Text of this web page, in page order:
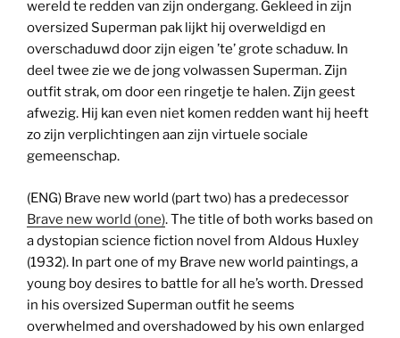
wereld te redden van zijn ondergang. Gekleed in zijn
oversized Superman pak lijkt hij overweldigd en
overschaduwd door zijn eigen ’te’ grote schaduw. In
deel twee zie we de jong volwassen Superman. Zijn
outfit strak, om door een ringetje te halen. Zijn geest
afwezig. Hij kan even niet komen redden want hij heeft
zo zijn verplichtingen aan zijn virtuele sociale
gemeenschap.
(ENG) Brave new world (part two) has a predecessor
Brave new world (one). The title of both works based on
a dystopian science fiction novel from Aldous Huxley
(1932). In part one of my Brave new world paintings, a
young boy desires to battle for all he’s worth. Dressed
in his oversized Superman outfit he seems
overwhelmed and overshadowed by his own enlarged